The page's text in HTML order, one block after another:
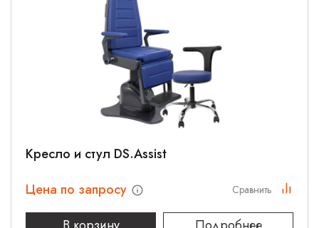
Кресло и стул DS.Assist
Цена по запросу
Сравнить